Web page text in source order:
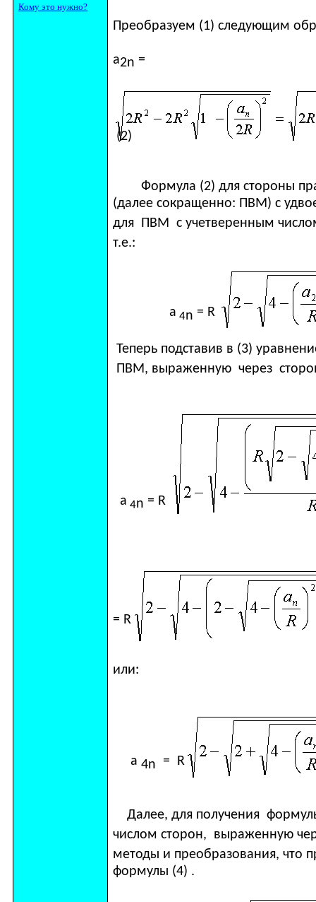
Кому это нужно?
Преобразуем (1) следующим
a2n =
(2)
Формула (2) для стороны
(далее сокращенно: ПВМ) с
для ПВМ с учетверенным
т.е.:
а 4n = R
Теперь подставив в (3)
ПВМ, выраженную через
а 4n = R
= R
или:
a 4n = R
Далее, для получения
числом сторон, выраженную
методы и преобразования, что
формулы (4) .